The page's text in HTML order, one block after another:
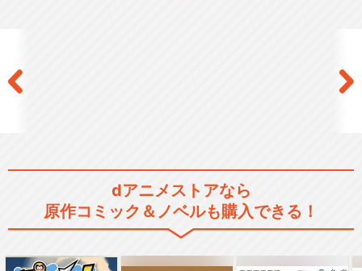
閉じる
dアニメストアなら
原作コミック＆ノベルも購入できる！